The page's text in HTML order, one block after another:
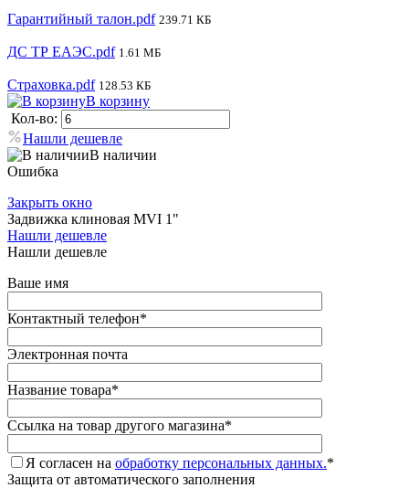
Гарантийный талон.pdf 239.71 КБ
ДС ТР ЕАЭС.pdf 1.61 МБ
Страховка.pdf 128.53 КБ
В корзину
Кол-во:
Нашли дешевле
В наличии
Ошибка
Закрыть окно
Задвижка клиновая MVI 1"
Нашли дешевле
Нашли дешевле
Ваше имя
Контактный телефон*
Электронная почта
Название товара*
Ссылка на товар другого магазина*
Я согласен на обработку персональных данных.*
Защита от автоматического заполнения